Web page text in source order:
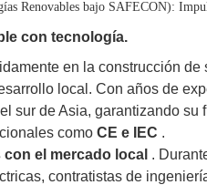
con tecnología.
en la construcción
local. Con años de
de Asia, garantizando
como CE e IEC .
el mercado local .
contratistas de